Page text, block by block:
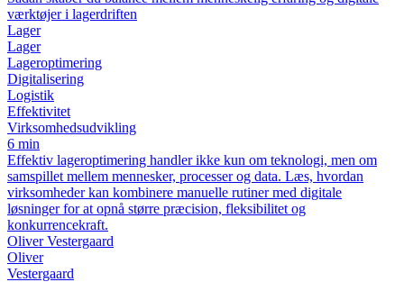
værktøjer i lagerdriften
Lager
Lager
Lageroptimering
Digitalisering
Logistik
Effektivitet
Virksomhedsudvikling
6 min
Effektiv lageroptimering handler ikke kun om teknologi, men om
samspillet mellem mennesker, processer og data. Læs, hvordan
virksomheder kan kombinere manuelle rutiner med digitale
løsninger for at opnå større præcision, fleksibilitet og
konkurrencekraft.
Oliver Vestergaard
Oliver
Vestergaard